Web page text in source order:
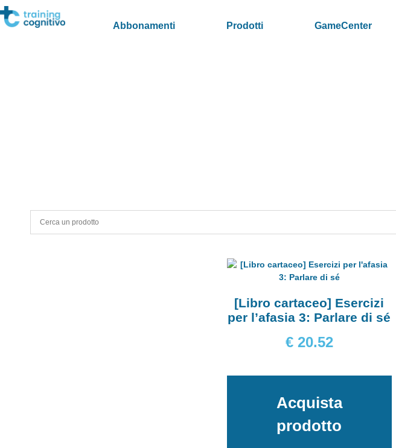
Abbonamenti Prodotti GameCenter
[Libro cartaceo] Esercizi
per l’afasia 3: Parlare di sé
€20.52
Acquista
prodotto